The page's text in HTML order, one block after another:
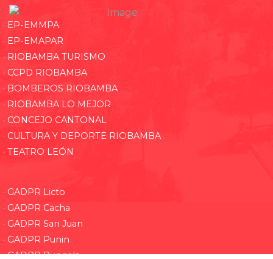
· EP-EMMPA
· EP-EMAPAR
· RIOBAMBA TURISMO
· CCPD RIOBAMBA
· BOMBEROS RIOBAMBA
· RIOBAMBA LO MEJOR
· CONCEJO CANTONAL
· CULTURA Y DEPORTE RIOBAMBA
· TEATRO LEÓN
· GADPR Licto
· GADPR Cacha
· GADPR San Juan
· GADPR Punin
· GADPR Pungala